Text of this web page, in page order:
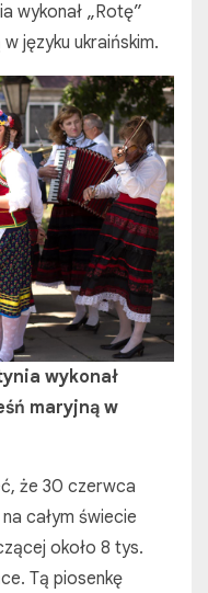
wykonał „Rotę”
języku ukraińskim.
wykonał
maryjną w
że 30 czerwca
całym świecie
około 8 tys.
Tą piosenkę